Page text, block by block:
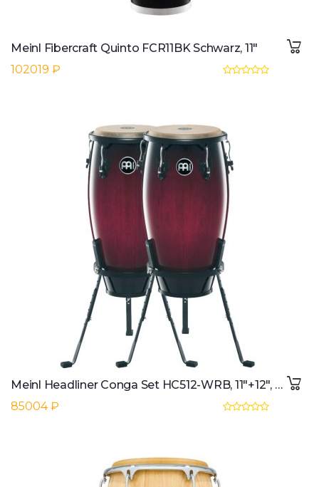
Meinl Fibercraft Quinto FCR11BK Schwarz, 11"
102019 ₽
Meinl Headliner Conga Set HC512-WRB, 11"+12", Wine Red Burst #WRB
85004 ₽